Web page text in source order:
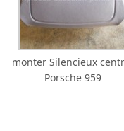
monter Silencieux
Porsche 959